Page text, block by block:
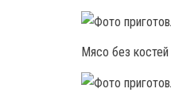
Мясо без